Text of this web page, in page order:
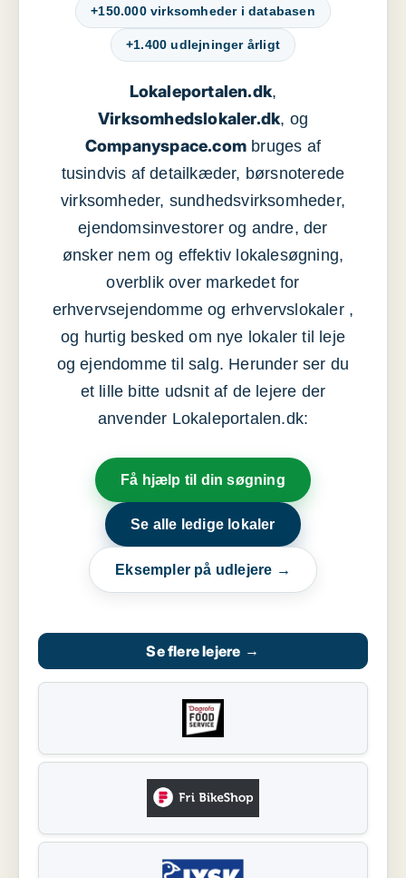
+150.000 virksomheder i databasen
+1.400 udlejninger årligt
Lokaleportalen.dk,
Virksomhedslokaler.dk, og
Companyspace.com bruges af
tusindvis af detailkæder, børsnoterede
virksomheder, sundhedsvirksomheder,
ejendomsinvestorer og andre, der
ønsker nem og effektiv lokalesøgning,
overblik over markedet for
erhvervsejendomme og erhvervslokaler ,
og hurtig besked om nye lokaler til leje
og ejendomme til salg. Herunder ser du
et lille bitte udsnit af de lejere der
anvender Lokaleportalen.dk:
Få hjælp til din søgning
Se alle ledige lokaler
Eksempler på udlejere →
Se flere lejere →